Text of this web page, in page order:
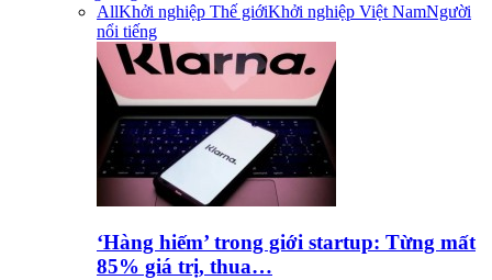
AllKhởi nghiệp Thế giớiKhởi nghiệp Việt NamNgười
nổi tiếng
‘Hàng hiếm’ trong giới startup: Từng mất
85% giá trị, thua…